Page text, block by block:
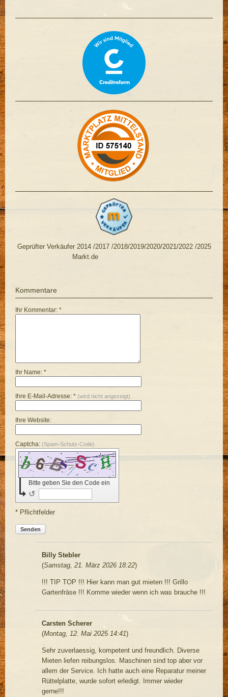
Geprüfter Verkäufer 2014 /2017 /2018/2019/2020/2021/2022 /2025
Markt.de
Kommentare
Ihr Kommentar: *
Ihr Name: *
Ihre E-Mail-Adresse: * (wird nicht angezeigt)
Ihre Website:
Captcha: (Spam-Schutz-Code)
Bitte geben Sie den Code ein
↺
* Pflichtfelder
Senden
Billy Stebler
(Samstag, 21. März 2026 18:22)
!!! TIP TOP !!! Hier kann man gut mieten !!! Grillo
Gartenfräse !!! Komme wieder wenn ich was brauche !!!
Carsten Scherer
(Montag, 12. Mai 2025 14:41)
Sehr zuverlaessig, kompetent und freundlich. Diverse
Mieten liefen reibungslos. Maschinen sind top aber vor
allem der Service. Ich hatte auch eine Reparatur meiner
Rüttelplatte, wurde sofort erledigt. Immer wieder
gerne!!!